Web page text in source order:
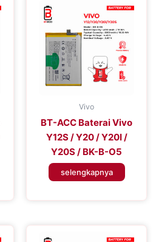
Vivo
BT-ACC Baterai Vivo
Y12S / Y20 / Y20I /
Y20S / BK-B-O5
selengkapnya